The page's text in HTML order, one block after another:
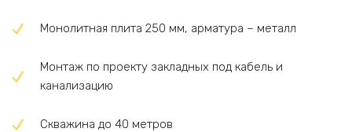
Монолитная плита 250 мм, арматура – металл
Монтаж по проекту закладных под кабель и
канализацию
Скважина до 40 метров